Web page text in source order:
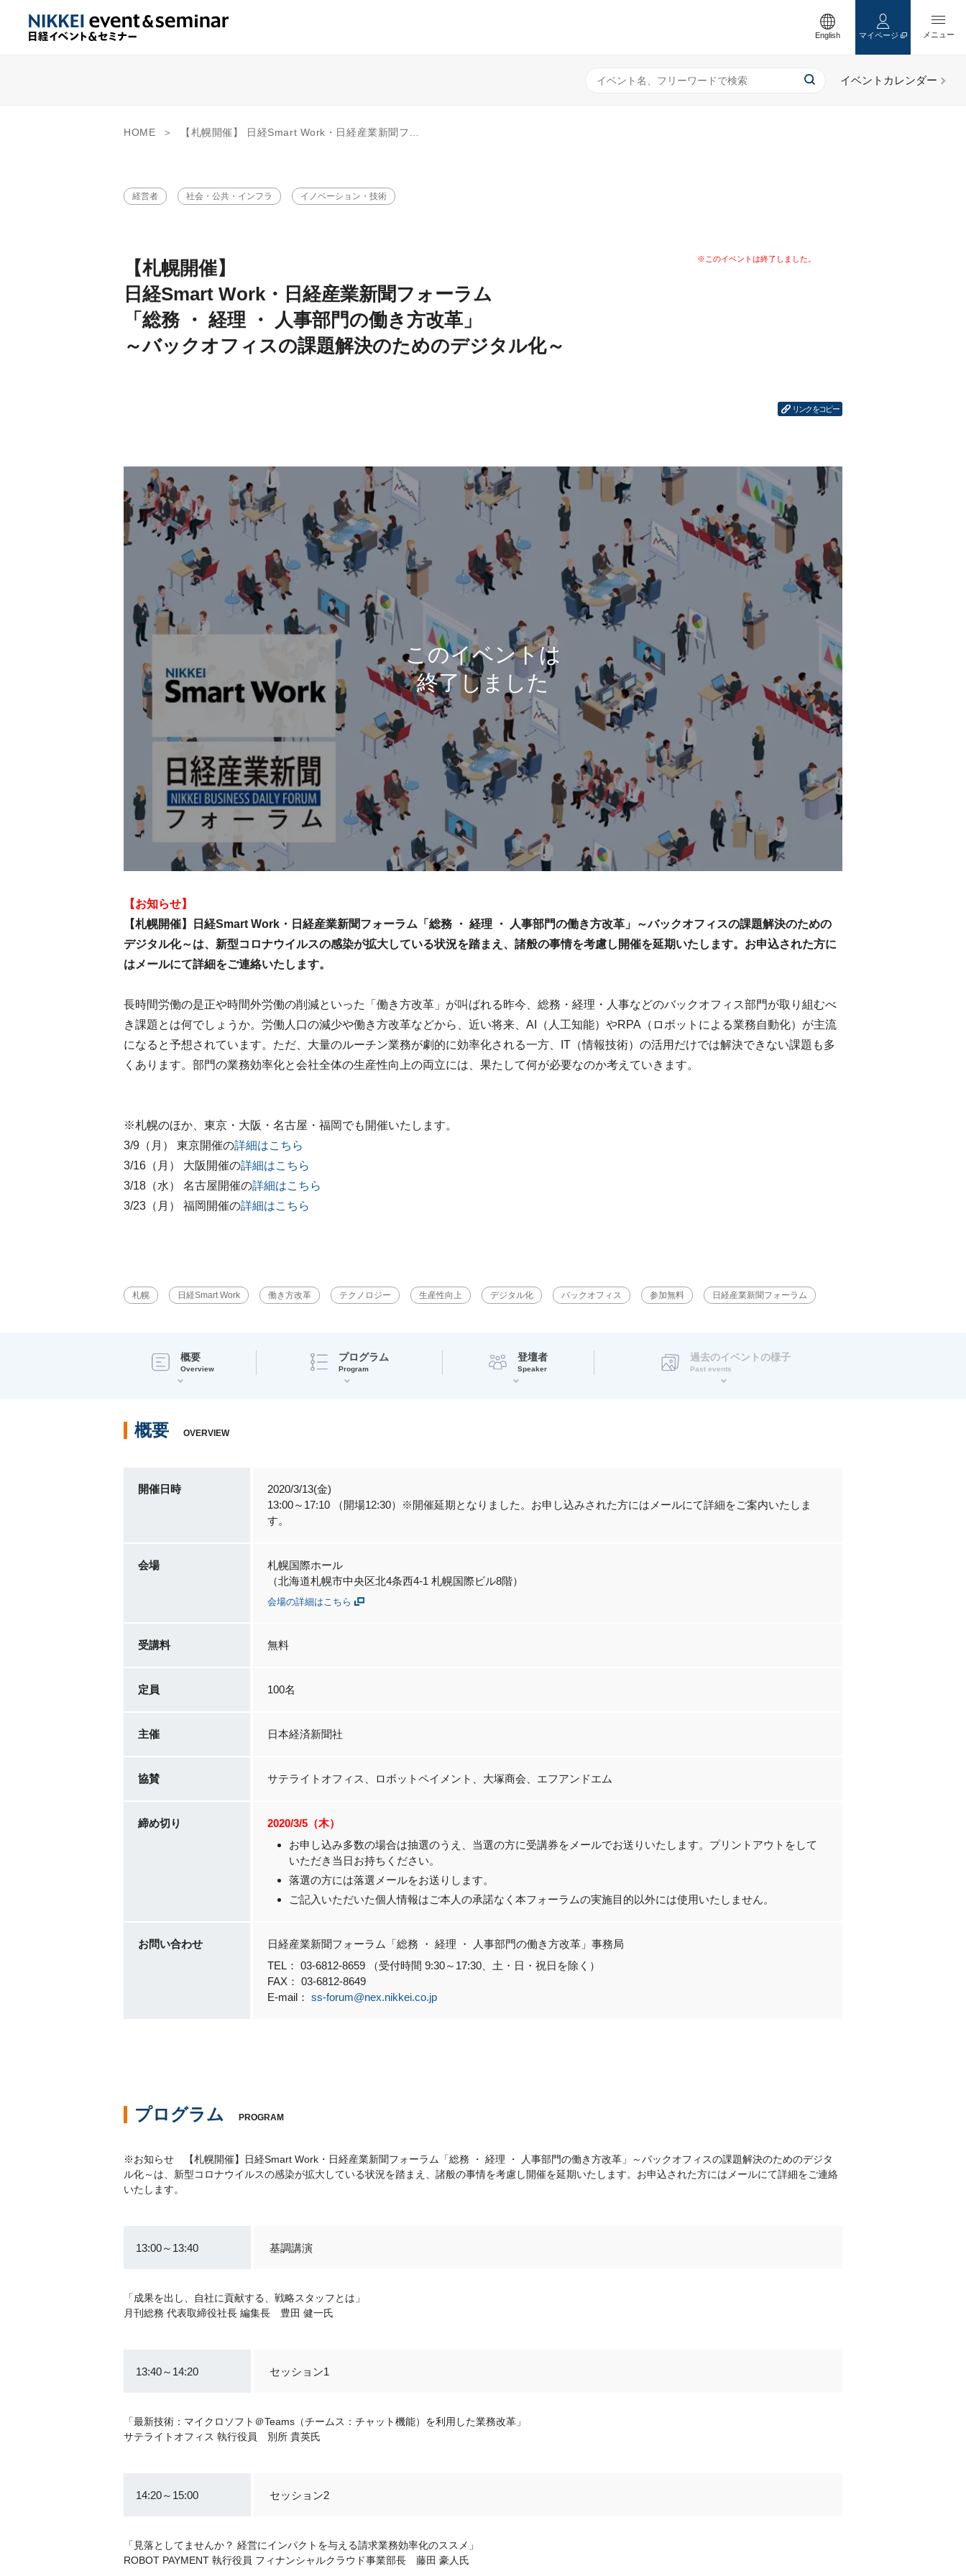
English マイページ
HOME 【札幌開催】 日経Smart Work・日経産業新聞フォーラム 「総務 ・ 経理 ・ 人事部門の働き方改革」 ～バックオフィスの課題解決のためのデジタル化～
経営者 社会・公共・インフラ イノベーション・技術
【札幌開催】
日経Smart Work・日経産業新聞フォーラム
「総務 ・ 経理 ・ 人事部門の働き方改革」
～バックオフィスの課題解決のためのデジタル化～
リンクをコピー
【お知らせ】
【札幌開催】日経Smart Work・日経産業新聞フォーラム「総務 ・ 経理 ・ 人事部門の働き方改革」～バックオフィスの課題解決のための
デジタル化～は、新型コロナウイルスの感染が拡大している状況を踏まえ、諸般の事情を考慮し開催を延期いたします。お申込された方に
はメールにて詳細をご連絡いたします。
長時間労働の是正や時間外労働の削減といった「働き方改革」が叫ばれる昨今、総務・経理・人事などのバックオフィス部門が取り組むべ
き課題とは何でしょうか。労働人口の減少や働き方改革などから、近い将来、AI（人工知能）やRPA（ロボットによる業務自動化）が主流
になると予想されています。ただ、大量のルーチン業務が劇的に効率化される一方、IT（情報技術）の活用だけでは解決できない課題も多
くあります。部門の業務効率化と会社全体の生産性向上の両立には、果たして何が必要なのか考えていきます。
※札幌のほか、東京・大阪・名古屋・福岡でも開催いたします。
3/9（月） 東京開催の詳細はこちら
3/16（月） 大阪開催の詳細はこちら
3/18（水） 名古屋開催の詳細はこちら
3/23（月） 福岡開催の詳細はこちら
札幌 日経Smart Work 働き方改革 テクノロジー 生産性向上 デジタル化 バックオフィス 参加無料 日経産業新聞フォーラム
概要
Overview
プログラム
Program
登壇者
Speaker
過去のイベントの様子
Past events
概要 OVERVIEW
開催日時
2020/3/13(金)
13:00～17:10 （開場12:30）※開催延期となりました。お申し込みされた方にはメールにて詳細をご案内いたしま
す。
会場
札幌国際ホール
（北海道札幌市中央区北4条西4-1 札幌国際ビル8階）
会場の詳細はこちら
受講料 無料
定員 100名
主催 日本経済新聞社
協賛 サテライトオフィス、ロボットペイメント、大塚商会、エフアンドエム
締め切り
2020/3/5（木）
お申し込み多数の場合は抽選のうえ、当選の方に受講券をメールでお送りいたします。プリントアウトをして
いただき当日お持ちください。
落選の方には落選メールをお送りします。
ご記入いただいた個人情報はご本人の承諾なく本フォーラムの実施目的以外には使用いたしません。
お問い合わせ
日経産業新聞フォーラム「総務 ・ 経理 ・ 人事部門の働き方改革」事務局
TEL： 03-6812-8659 （受付時間 9:30～17:30、土・日・祝日を除く）
FAX： 03-6812-8649
E-mail： ss-forum@nex.nikkei.co.jp
プログラム PROGRAM
※お知らせ 【札幌開催】日経Smart Work・日経産業新聞フォーラム「総務 ・ 経理 ・ 人事部門の働き方改革」～バックオフィスの課題解決のためのデジタ
ル化～は、新型コロナウイルスの感染が拡大している状況を踏まえ、諸般の事情を考慮し開催を延期いたします。お申込された方にはメールにて詳細をご連絡
いたします。
13:00～13:40 基調講演
「成果を出し、自社に貢献する、戦略スタッフとは」
月刊総務 代表取締役社長 編集長 豊田 健一氏
13:40～14:20 セッション1
「最新技術：マイクロソフト＠Teams（チームス：チャット機能）を利用した業務改革」
サテライトオフィス 執行役員 別所 貴英氏
14:20～15:00 セッション2
「見落としてませんか？ 経営にインパクトを与える請求業務効率化のススメ」
ROBOT PAYMENT 執行役員 フィナンシャルクラウド事業部長 藤田 豪人氏